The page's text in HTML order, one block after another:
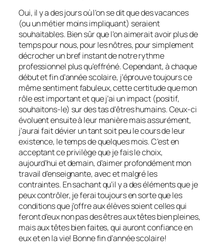
Oui, il y a des jours où l’on se dit que des vacances
(ou un métier moins impliquant) seraient
souhaitables. Bien sûr que l’on aimerait avoir plus de
temps pour nous, pour les nôtres, pour simplement
décrocher un bref instant de notre rythme
professionnel plus qu’effréné. Cependant, à chaque
début et fin d’année scolaire, j’éprouve toujours ce
même sentiment fabuleux, cette certitude que mon
rôle est important et que j’ai un impact (positif,
souhaitons-le) sur des tas d’êtres humains. Ceux-ci
évoluent ensuite à leur manière mais assurément,
j’aurai fait dévier un tant soit peu le cours de leur
existence, le temps de quelques mois. C’est en
acceptant ce privilège que je fais le choix,
aujourd’hui et demain, d’aimer profondément mon
travail d’enseignante, avec et malgré les
contraintes. En sachant qu’il y a des éléments que je
peux contrôler, je ferai toujours en sorte que les
conditions que j’offre aux élèves soient celles qui
feront d’eux non pas des êtres aux têtes bien pleines,
mais aux têtes bien faites, qui auront confiance en
eux et en la vie! Bonne fin d’année scolaire!